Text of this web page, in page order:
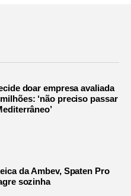
doar empresa avaliada
‘não preciso passar
da Ambev, Spaten Pro
sozinha